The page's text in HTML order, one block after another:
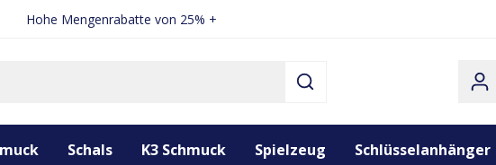
Hohe Mengenrabatte von 25% +
Schals K3 Schmuck Spielzeug Schlüsselanhänger